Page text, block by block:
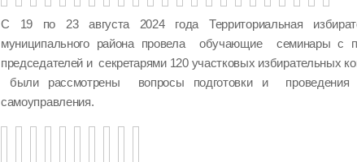
С 19 по 23 августа 2024 года Территориальная
муниципального района провела обучающие семинары с
председателей и секретарями 120 участковых избирательных
были рассмотрены вопросы подготовки и
самоуправления.